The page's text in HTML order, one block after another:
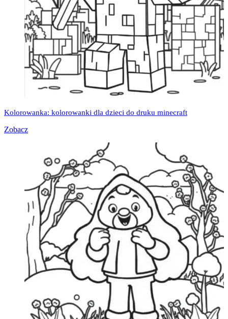
Kolorowanka: kolorowanki dla dzieci do druku minecraft
Zobacz